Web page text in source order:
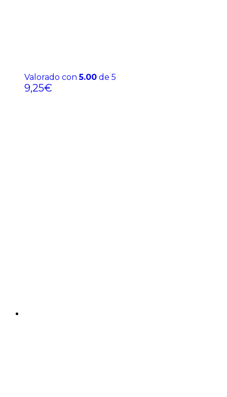
Valorado con5.00 de 5
9,25€